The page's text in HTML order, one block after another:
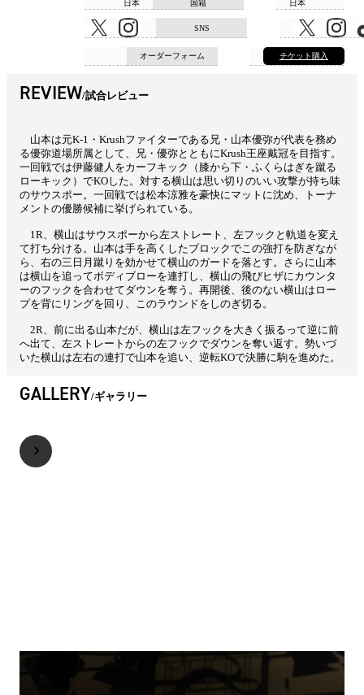
国籍
日本 日本
SNS
オーダーフォーム チケット購入
REVIEW 試合レビュー
山本は元K-1・Krushファイターである兄・山本優弥が代表を務め
る優弥道場所属として、兄・優弥とともにKrush王座戴冠を目指す。
一回戦では伊藤健人をカーフキック（膝から下・ふくらはぎを蹴る
ローキック）でKOした。対する横山は思い切りのいい攻撃が持ち味
のサウスポー。一回戦では松本涼雅を豪快にマットに沈め、トーナ
メントの優勝候補に挙げられている。
1R、横山はサウスポーから左ストレート、左フックと軌道を変え
て打ち分ける。山本は手を高くしたブロックでこの強打を防ぎなが
ら、右の三日月蹴りを効かせて横山のガードを落とす。さらに山本
は横山を追ってボディブローを連打し、横山の飛びヒザにカウンタ
ーのフックを合わせてダウンを奪う。再開後、後のない横山はロー
プを背にリングを回り、このラウンドをしのぎ切る。
2R、前に出る山本だが、横山は左フックを大きく振るって逆に前
へ出て、左ストレートからの左フックでダウンを奪い返す。勢いづ
いた横山は左右の連打で山本を追い、逆転KOで決勝に駒を進めた。
GALLERY ギャラリー